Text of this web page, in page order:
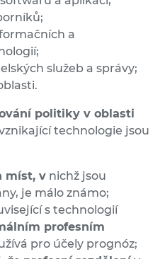
a
služeb a správy;
politiky v oblasti
technologie jsou
míst, v nichž jsou
je málo známo;
s technologií
profesním
pro účely prognóz;